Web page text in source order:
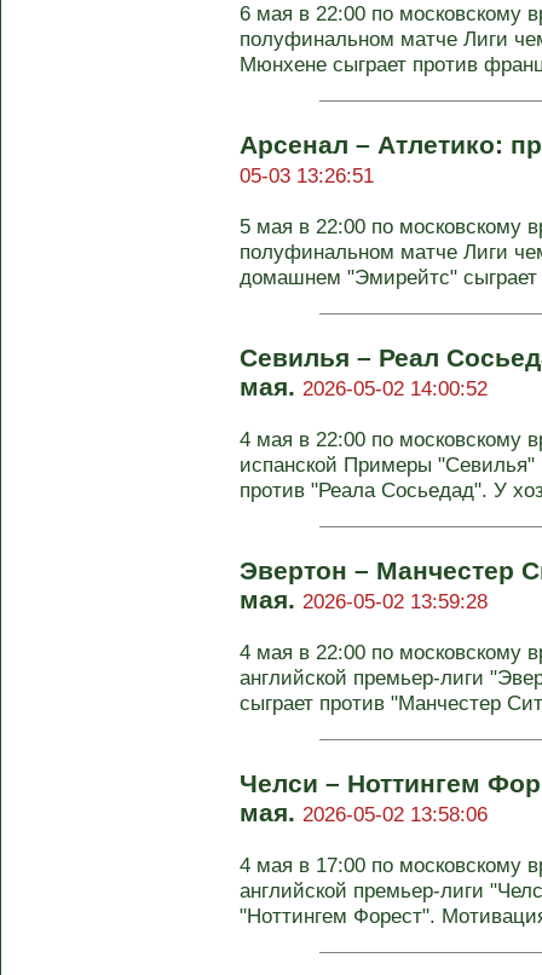
6 мая в 22:00 по московскому
полуфинальном матче Лиги
Мюнхене сыграет против
Арсенал – Атлетико:
05-03 13:26:51
5 мая в 22:00 по московскому
полуфинальном матче Лиги
домашнем "Эмирейтс" сыграет
Севилья – Реал
мая. 2026-05-02 14:00:52
4 мая в 22:00 по московскому
испанской Примеры
против "Реала Сосьедад". У
Эвертон – Манчестер
мая. 2026-05-02 13:59:28
4 мая в 22:00 по московскому
английской премьер-лиги
сыграет против "Манчестер
Челси – Ноттингем
мая. 2026-05-02 13:58:06
4 мая в 17:00 по московскому
английской премьер-лиги
"Ноттингем Форест".